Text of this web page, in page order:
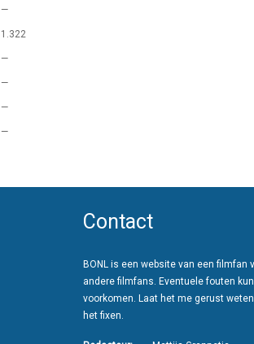
—
1.322
—
—
—
—
Contact
BONL is een website van een filmfan
andere filmfans. Eventuele fouten
voorkomen. Laat het me gerust weten
het fixen.